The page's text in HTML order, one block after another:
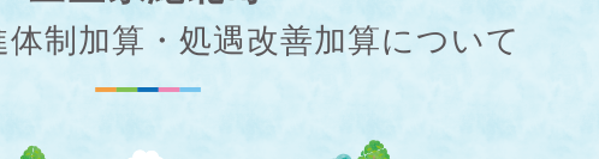
制加算・処遇改善加算について